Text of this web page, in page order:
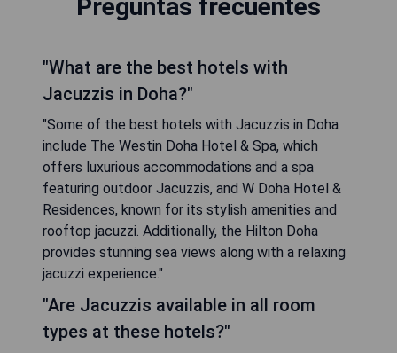
Preguntas frecuentes
"What are the best hotels with
Jacuzzis in Doha?"
"Some of the best hotels with Jacuzzis in Doha
include The Westin Doha Hotel & Spa, which
offers luxurious accommodations and a spa
featuring outdoor Jacuzzis, and W Doha Hotel &
Residences, known for its stylish amenities and
rooftop jacuzzi. Additionally, the Hilton Doha
provides stunning sea views along with a relaxing
jacuzzi experience."
"Are Jacuzzis available in all room
types at these hotels?"